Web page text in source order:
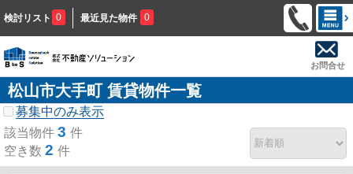
検討リスト 0 最近見た物件 0
お問合せ
松山市大手町 賃貸物件一覧
募集中のみ表示
該当物件 3 件
空き数 2 件